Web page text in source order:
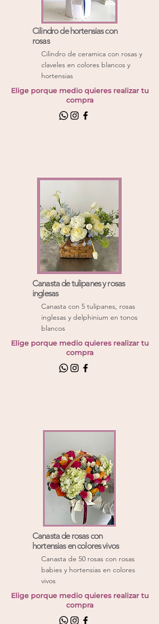
Cilindro de hortensias con
rosas
Cilindro de ceramica con rosas y
claveles en colores blancos y
hortensias
Elige porque medio quieres realizar tu
compra
Canasta de tulipanes y rosas
inglesas
Canasta con 5 tulipanes, rosas
inglesas y delphinium en tonos
blancos
Elige porque medio quieres realizar tu
compra
Canasta de rosas con
hortensias en colores vivos
Canasta de 50 rosas con rosas
babies y hortensias en colores
vivos
Elige porque medio quieres realizar tu
compra